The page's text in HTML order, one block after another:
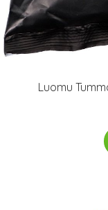
Luomu